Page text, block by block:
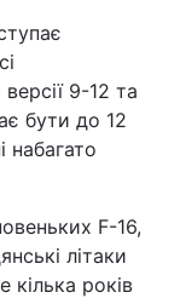
9-12 та
бути до 12
набагато
F-16,
літаки
років